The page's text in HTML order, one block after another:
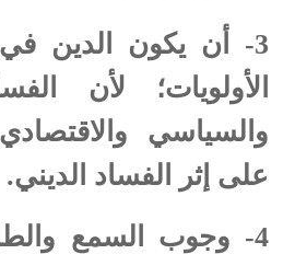
3-
أن يكون الدين
الأولويات؛ لأن
والسياسي
على إثر الفساد الديني.
4-
وجوب السمع